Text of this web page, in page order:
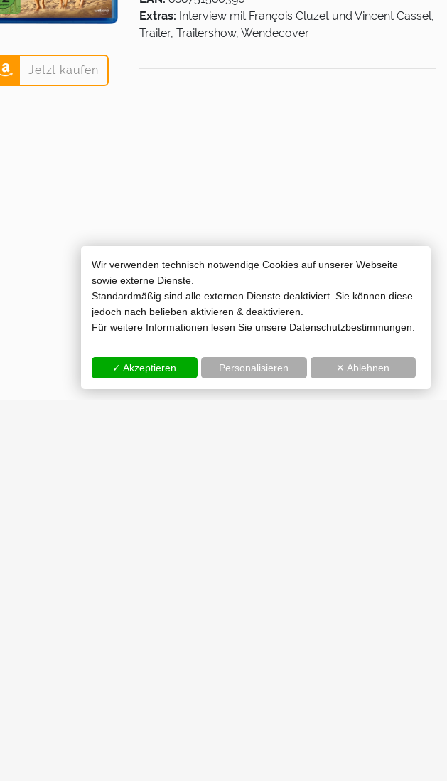
Extras: Interview mit François Cluzet und Vincent Cassel,
Trailer, Trailershow, Wendecover
Jetzt kaufen
Wir verwenden technisch notwendige Cookies auf unserer Webseite
sowie externe Dienste.
Standardmäßig sind alle externen Dienste deaktiviert. Sie können diese
jedoch nach belieben aktivieren & deaktivieren.
Für weitere Informationen lesen Sie unsere Datenschutzbestimmungen.
✓ Akzeptieren Personalisieren ✕ Ablehnen